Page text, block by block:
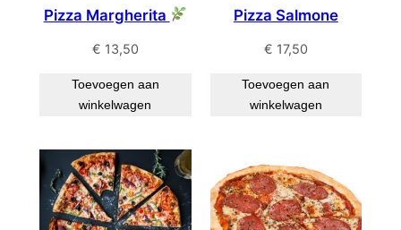
Pizza Margherita
€ 13,50
Toevoegen aan
winkelwagen
Pizza Salmone
€ 17,50
Toevoegen aan
winkelwagen